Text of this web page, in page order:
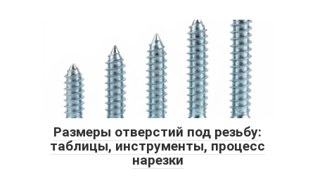
Размеры отверстий под резьбу:
таблицы, инструменты, процесс
нарезки